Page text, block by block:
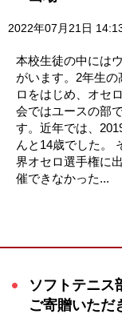
2022年07月21日
本校生徒の中には
がいます。2年生
ロをはじめ、オセ
会ではユースの部
す。近年では、
んと14歳でした。
界オセロ選手権に
催できなかった...
ソフトテニス
ご寄贈いただ